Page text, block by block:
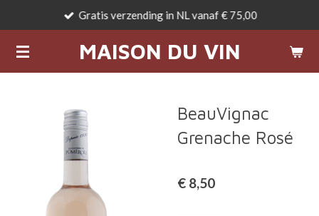
naar
de
MAISON DU VIN
Gratis verzending in NL vanaf € 75,00
BeauVignac
Grenache Rosé
€ 8,50